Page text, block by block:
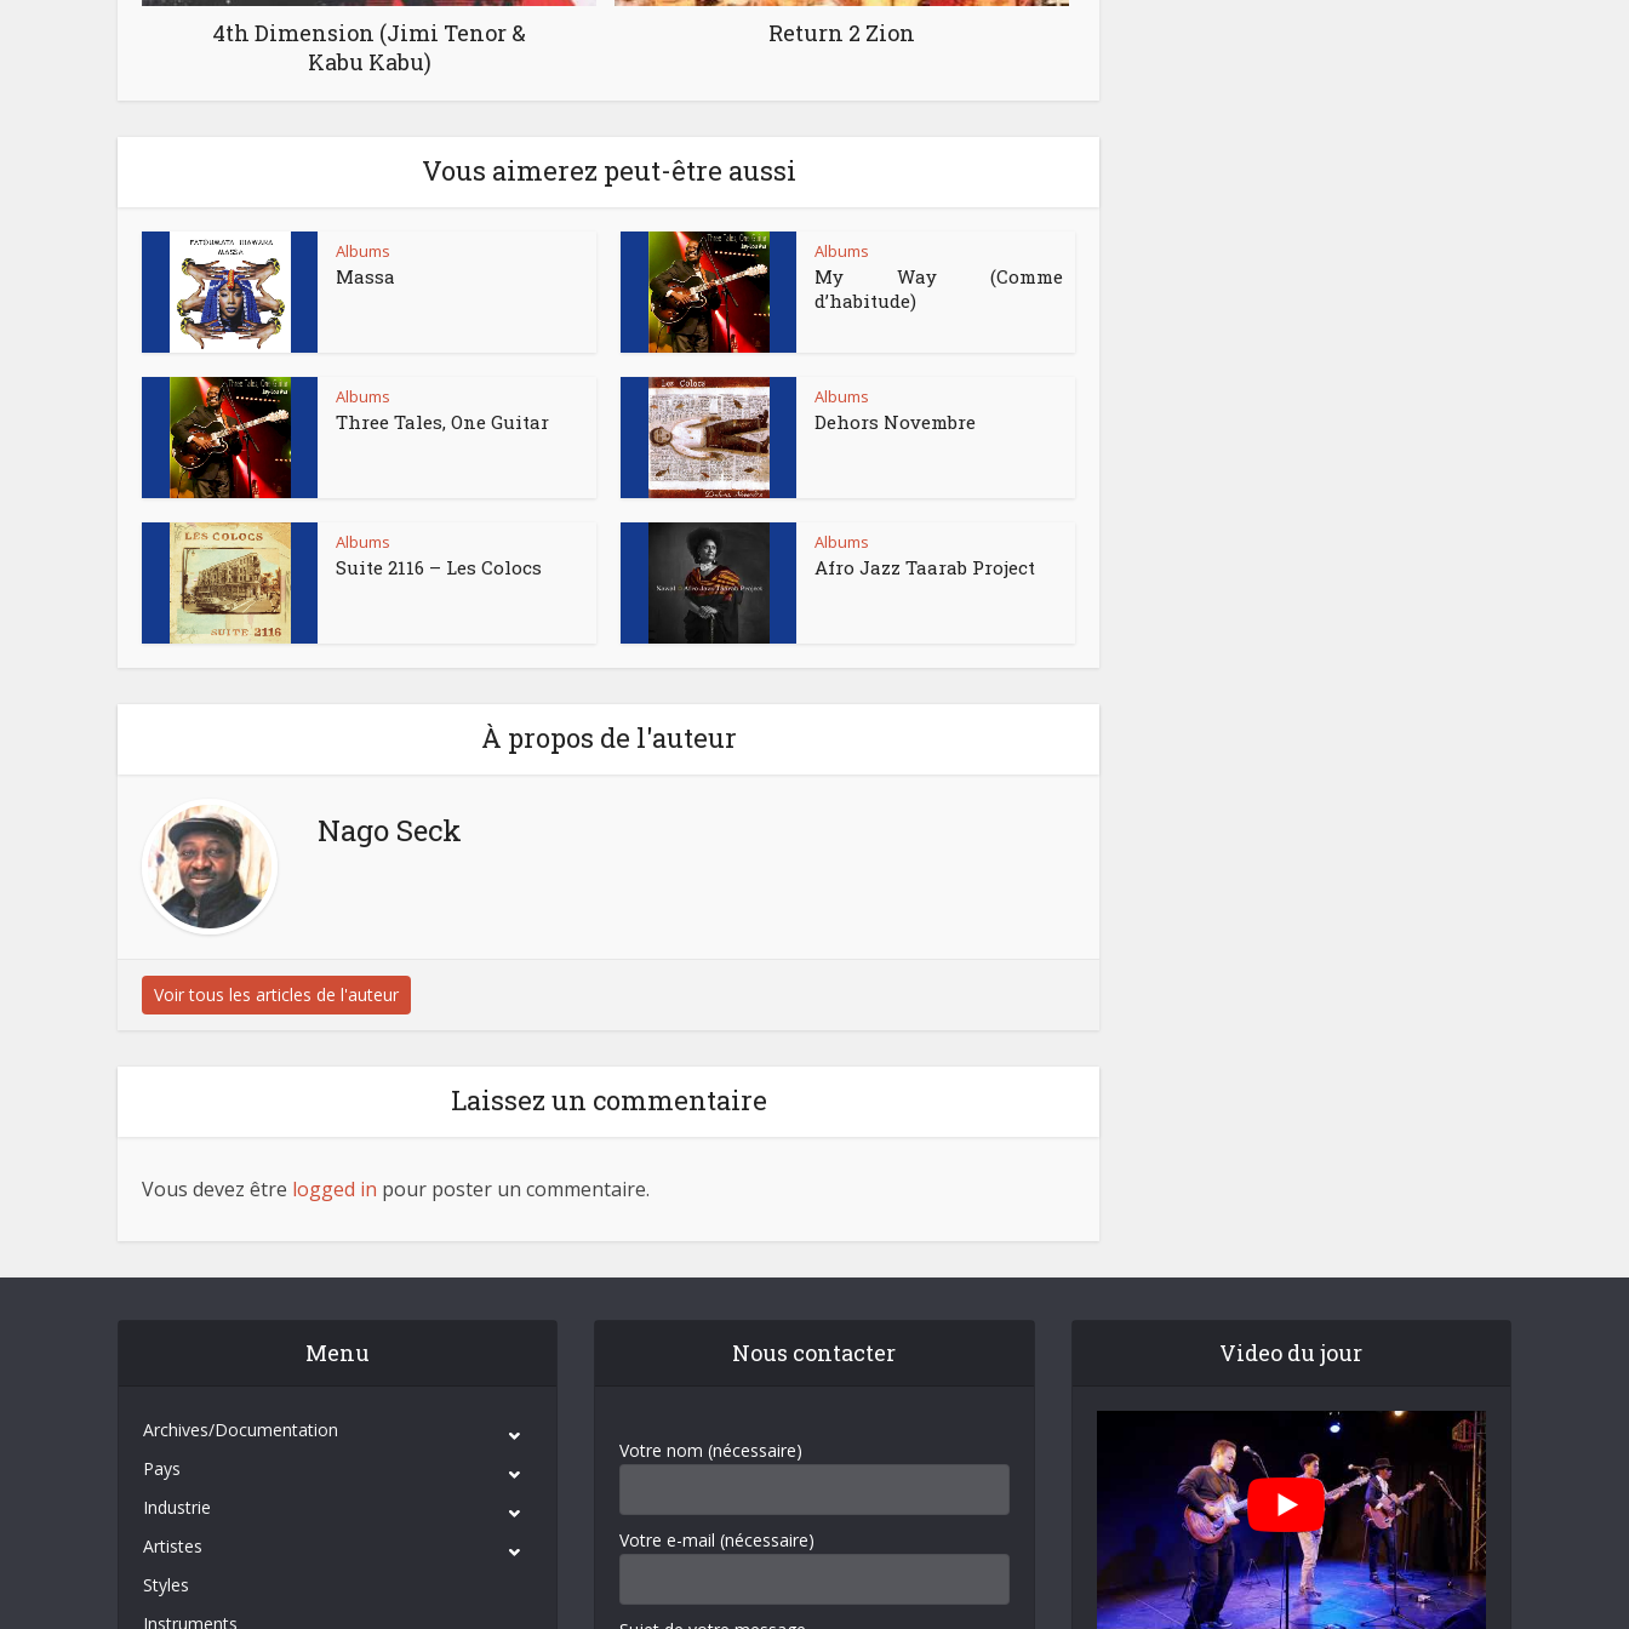
4th Dimension (Jimi Tenor &
Kabu Kabu)
Return 2 Zion
Vous aimerez peut-être aussi
Albums
Massa
Albums
My Way (Comme
d’habitude)
Albums
Three Tales, One Guitar
Albums
Dehors Novembre
Albums
Suite 2116 – Les Colocs
Albums
Afro Jazz Taarab Project
À propos de l'auteur
Nago Seck
Voir tous les articles de l'auteur
Laissez un commentaire
Vous devez être logged in pour poster un commentaire.
Menu
Archives/Documentation
Pays
Industrie
Artistes
Styles
Instruments
Nous contacter
Votre nom (nécessaire)
Votre e-mail (nécessaire)
Video du jour